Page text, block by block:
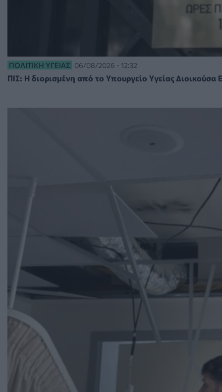
ΠΟΛΙΤΙΚΉ ΥΓΕΊΑΣ 06/08/2026 - 12:32
ΠΙΣ: Η διορισμένη από το Υπουργείο Υγείας Διοικούσα